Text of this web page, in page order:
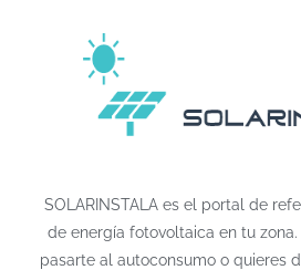
SOLARINSTALA es el portal de
de energía fotovoltaica en tu
pasarte al autoconsumo o quieres